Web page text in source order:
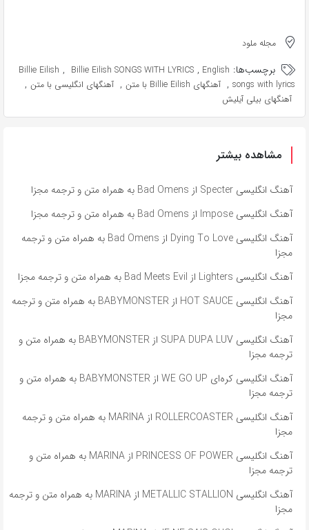
مجله ملود
برچسب‌ها: Billie Eilish , Billie Eilish SONGS WITH LYRICS , English
songs with lyrics
, آهنگهای Billie Eilish با متن , آهنگهای انگلیسی با متن ,
آهنگهای بیلی آیلیش
مشاهده بیشتر
آهنگ انگلیسی Specter از Bad Omens به همراه متن و ترجمه مجزا
آهنگ انگلیسی Impose از Bad Omens به همراه متن و ترجمه مجزا
آهنگ انگلیسی Dying To Love از Bad Omens به همراه متن و ترجمه
مجزا
آهنگ انگلیسی Lighters از Bad Meets Evil به همراه متن و ترجمه مجزا
آهنگ انگلیسی HOT SAUCE از BABYMONSTER به همراه متن و ترجمه
مجزا
آهنگ انگلیسی SUPA DUPA LUV از BABYMONSTER به همراه متن و
ترجمه مجزا
آهنگ انگلیسی کره‌ای WE GO UP از BABYMONSTER به همراه متن و
ترجمه مجزا
آهنگ انگلیسی ROLLERCOASTER از MARINA به همراه متن و ترجمه
مجزا
آهنگ انگلیسی PRINCESS OF POWER از MARINA به همراه متن و
ترجمه مجزا
آهنگ انگلیسی METALLIC STALLION از MARINA به همراه متن و ترجمه
مجزا